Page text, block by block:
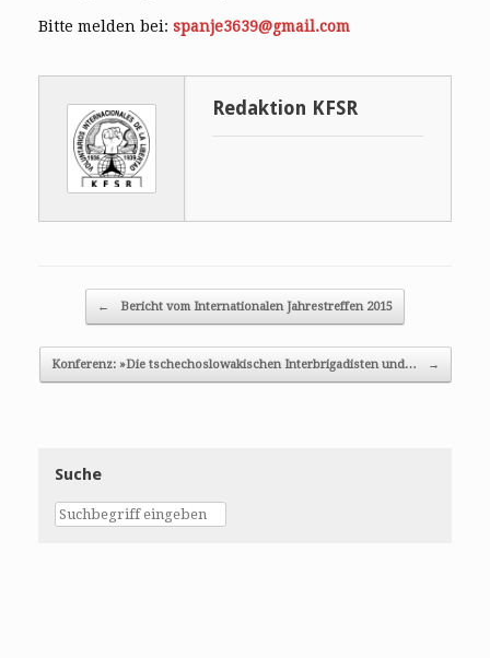
Bitte melden bei: spanje3639@gmail.com
Redaktion KFSR
Post navigation
← Bericht vom Internationalen Jahrestreffen 2015
Konferenz: »Die tschechoslowakischen Interbrigadisten und… →
Suche